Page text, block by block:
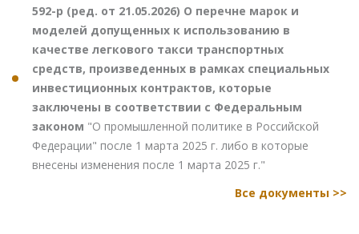
592-р (ред. от 21.05.2026) О перечне марок и
моделей допущенных к использованию в
качестве легкового такси транспортных
средств, произведенных в рамках специальных
инвестиционных контрактов, которые
заключены в соответствии с Федеральным
законом "О промышленной политике в Российской
Федерации" после 1 марта 2025 г. либо в которые
внесены изменения после 1 марта 2025 г."
Все документы >>